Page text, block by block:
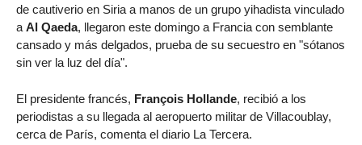
de cautiverio en Siria a manos de un grupo yihadista vinculado
a Al Qaeda, llegaron este domingo a Francia con semblante
cansado y más delgados, prueba de su secuestro en "sótanos
sin ver la luz del día".
El presidente francés, François Hollande, recibió a los
periodistas a su llegada al aeropuerto militar de Villacoublay,
cerca de París, comenta el diario La Tercera.